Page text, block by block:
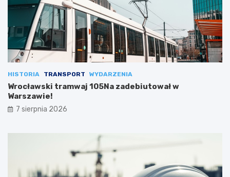
HISTORIA TRANSPORT WYDARZENIA
Wrocławski tramwaj 105Na zadebiutował w
Warszawie!
7 sierpnia 2026